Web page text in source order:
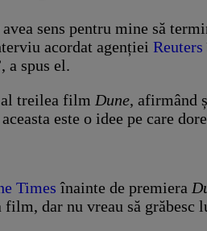
sens pentru mine să
acordat agenției Reuters
a spus el.
al treilea film Dune, afirmând
este o idee pe care
Times înainte de premiera
dar nu vreau să grăbesc